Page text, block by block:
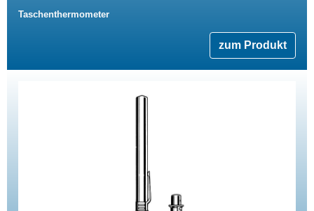
Taschenthermometer
zum Produkt